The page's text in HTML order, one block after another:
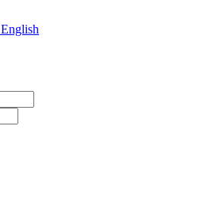
English